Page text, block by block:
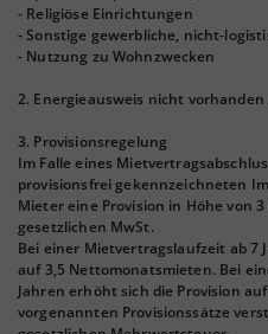
- Religiöse Einrichtungen
- Sonstige gewerbliche, nicht-
- Nutzung zu Wohnzwecken
2. Energieausweis nicht
3. Provisionsregelung
Im Falle eines
provisionsfrei gekennzeichneten
Mieter eine Provision in Höhe von
gesetzlichen MwSt.
Bei einer Mietvertragslaufzeit ab 7
auf 3,5 Nettomonatsmieten. Bei
Jahren erhöht sich die Provision
vorgenannten Provisionssätze